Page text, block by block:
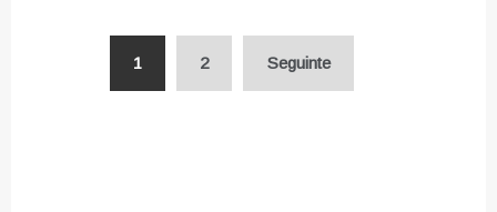
1 2 Seguinte